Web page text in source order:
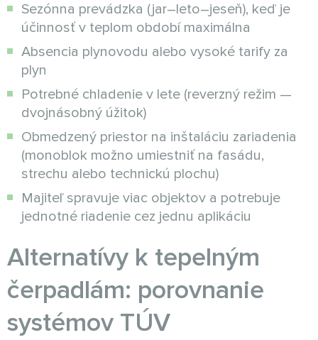
Sezónna prevádzka (jar–leto–jeseň), keď je
účinnosť v teplom období maximálna
Absencia plynovodu alebo vysoké tarify za
plyn
Potrebné chladenie v lete (reverzný režim —
dvojnásobný úžitok)
Obmedzený priestor na inštaláciu zariadenia
(monoblok možno umiestniť na fasádu,
strechu alebo technickú plochu)
Majiteľ spravuje viac objektov a potrebuje
jednotné riadenie cez jednu aplikáciu
Alternatívy k tepelným
čerpadlám: porovnanie
systémov TÚV